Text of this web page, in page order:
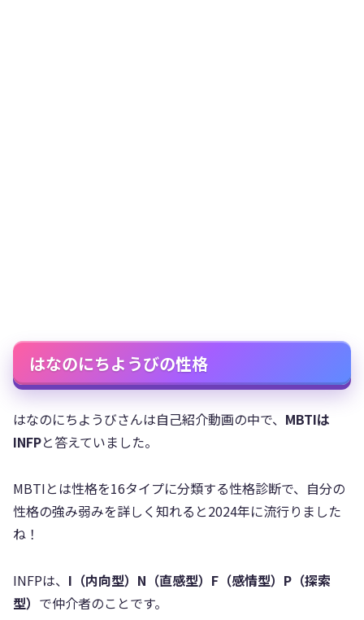
はなのにちようびの性格
はなのにちようびさんは自己紹介動画の中で、 MBTIは
INFPと答えていました。
MBTIとは性格を16タイプに分類する性格診断で、自分の
性格の強み弱みを詳しく知れると2024年に流行りました
ね！
INFPは、 I（内向型）N（直感型）F（感情型）P（探索
型） で仲介者のことです。